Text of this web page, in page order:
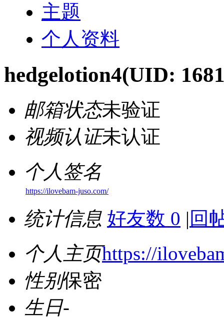
主题
个人资料
hedgelotion4(UID:
邮箱状态未验证
视频认证未认证
个人签名
https://ilovebam-juso.com/
统计信息 好友数 0 | 回
个人主页https://
性别保密
生日-